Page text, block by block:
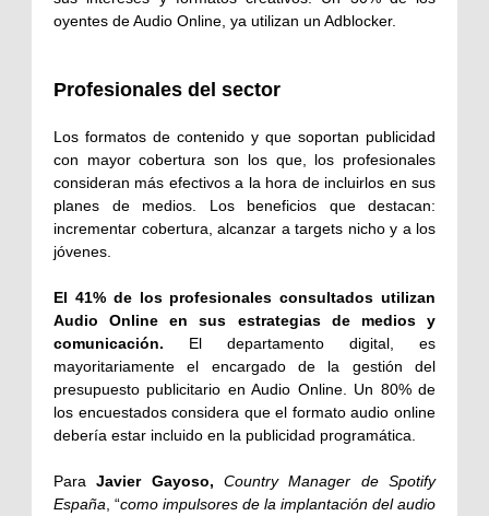
oyentes de Audio Online, ya utilizan un Adblocker.
Profesionales del sector
Los formatos de contenido y que soportan publicidad
con mayor cobertura son los que, los profesionales
consideran más efectivos a la hora de incluirlos en sus
planes de medios. Los beneficios que destacan:
incrementar cobertura, alcanzar a targets nicho y a los
jóvenes.
El 41% de los profesionales consultados utilizan
Audio Online en sus estrategias de medios y
comunicación. El departamento digital, es
mayoritariamente el encargado de la gestión del
presupuesto publicitario en Audio Online. Un 80% de
los encuestados considera que el formato audio online
debería estar incluido en la publicidad programática.
ParaJavier Gayoso,
Country Manager de Spotify
España, “como impulsores de la implantación del audio